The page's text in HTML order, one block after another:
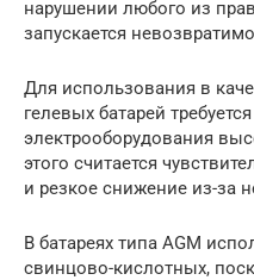
нарушении любого из
запускается
Для использования в
гелевых батарей
электрооборудования
этого считается
и резкое снижение из-за
В батареях типа AGM
свинцово-кислотных,